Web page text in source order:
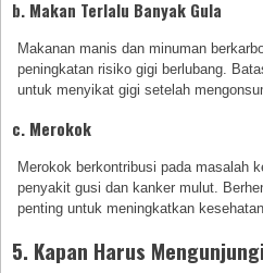
b. Makan Terlalu Banyak Gula
Makanan manis dan minuman
peningkatan risiko gigi berlubang.
untuk menyikat gigi setelah
c. Merokok
Merokok berkontribusi pada masalah
penyakit gusi dan kanker mulut.
penting untuk meningkatkan
5. Kapan Harus